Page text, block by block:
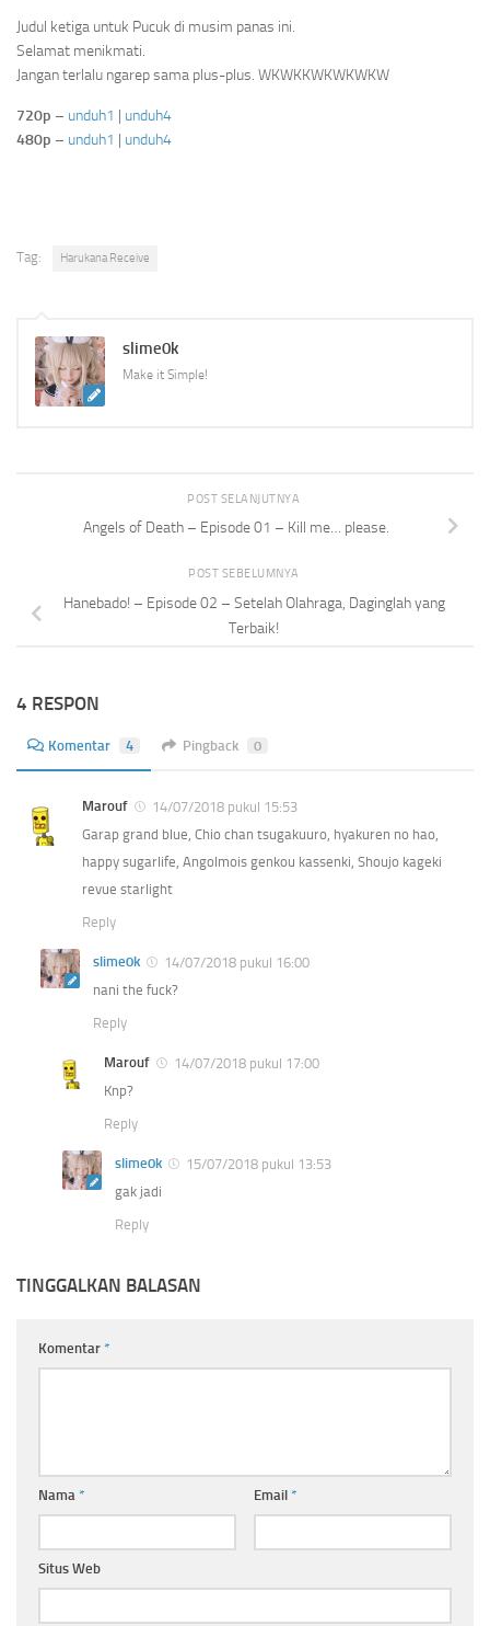
Judul ketiga untuk Pucuk di musim panas ini.
Selamat menikmati.
Jangan terlalu ngarep sama plus-plus. WKWKKWKWKWKW
720p – unduh1 | unduh4
480p – unduh1 | unduh4
Tag: Harukana Receive
slime0k
Make it Simple!
POST SELANJUTNYA
Angels of Death – Episode 01 – Kill me… please.
POST SEBELUMNYA
Hanebado! – Episode 02 – Setelah Olahraga, Daginglah yang
Terbaik!
4 RESPON
Komentar 4 Pingback 0
Marouf
14/07/2018 pukul 15:53
Garap grand blue, Chio chan tsugakuuro, hyakuren no hao,
happy sugarlife, Angolmois genkou kassenki, Shoujo kageki
revue starlight
Reply
slime0k
14/07/2018 pukul 16:00
nani the fuck?
Reply
Marouf
14/07/2018 pukul 17:00
Knp?
Reply
slime0k
15/07/2018 pukul 13:53
gak jadi
Reply
TINGGALKAN BALASAN
Komentar *
Nama * Email *
Situs Web